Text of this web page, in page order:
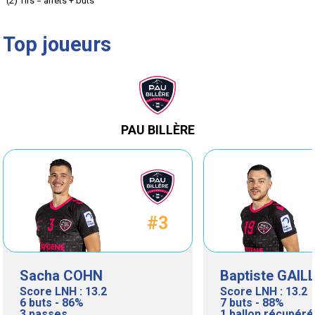
Top joueurs
PAU BILLÈRE
#3
Sacha COHN
Score LNH : 13.2
6 buts - 86%
Baptiste
Score LNH : 13.2
7 buts - 88%